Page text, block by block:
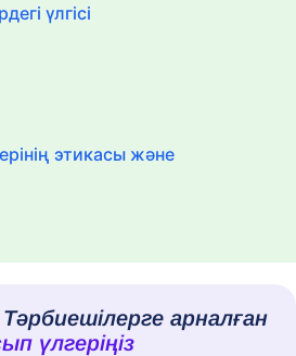
үлгісі
этикасы және
арналған
үлгеріңіз